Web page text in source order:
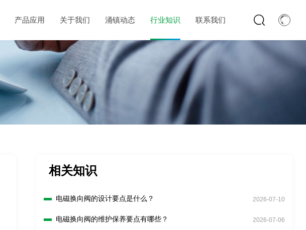
产品应用 关于我们 涌镇动态 行业知识 联系我们
相关知识
电磁换向阀的设计要点是什么？ 2026-07-10
电磁换向阀的维护保养要点有哪些？ 2026-07-06